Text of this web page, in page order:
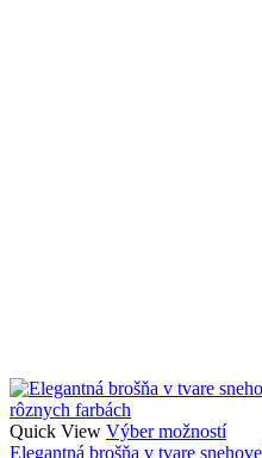
Quick View Výber možnostíTento
Elegantná brošňa v tvare